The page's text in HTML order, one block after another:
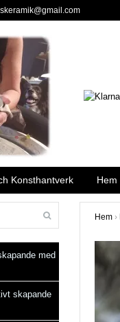
Konsthantverk Hem
med
skapande
Hem ›